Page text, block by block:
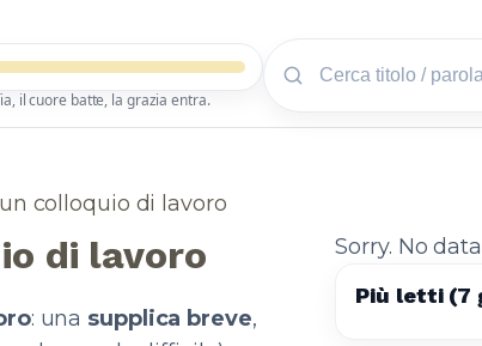
il cuore batte, la grazia entra.
colloquio di lavoro
di lavoro
: una supplica breve,
Sorry. No
Più letti (7